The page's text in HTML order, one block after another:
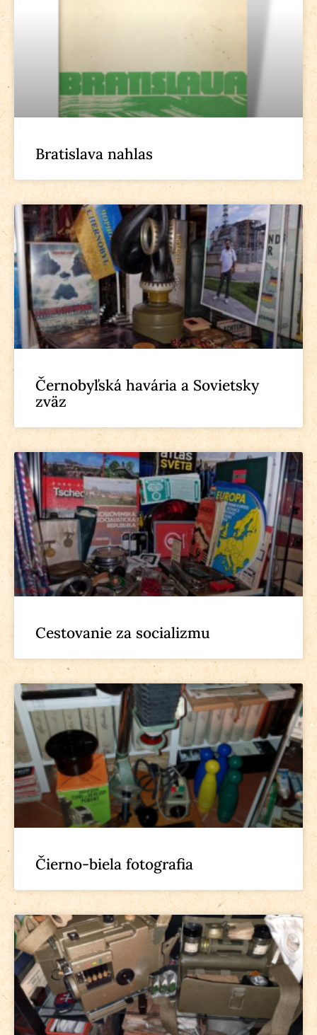
Bratislava nahlas
Černobyľská havária a Sovietsky
zväz
Cestovanie za socializmu
Čierno-biela fotografia